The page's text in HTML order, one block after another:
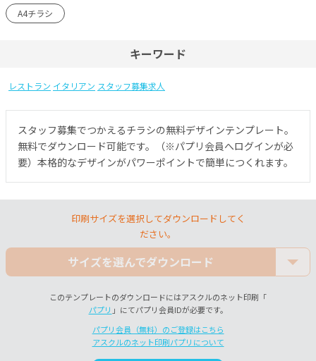
A4チラシ
キーワード
レストラン イタリアン スタッフ募集求人
スタッフ募集でつかえるチラシの無料デザインテンプレート。
無料でダウンロード可能です。（※パプリ会員へログインが必
要）本格的なデザインがパワーポイントで簡単につくれます。
印刷サイズを選択してダウンロードしてく
ださい。
サイズを選んでダウンロード
このテンプレートのダウンロードにはアスクルのネット印刷「
パプリ 」にてパプリ会員IDが必要です。
パプリ会員（無料）のご登録はこちら
アスクルのネット印刷パプリについて